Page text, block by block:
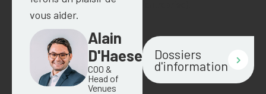
vous aider.
Alain
D'Haese
COO &
Head of
Venues
Dossiers
d'information